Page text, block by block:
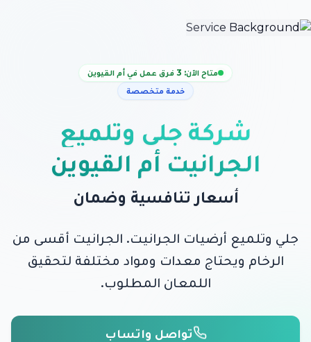
متاح الآن: 3 فرق عمل في أم القيوين
خدمة متخصصة
شركة جلي وتلميع
الجرانيت أم القيوين
أسعار تنافسية وضمان
جلي وتلميع أرضيات الجرانيت. الجرانيت أقسى من
الرخام ويحتاج معدات ومواد مختلفة لتحقيق
اللمعان المطلوب.
تواصل واتساب